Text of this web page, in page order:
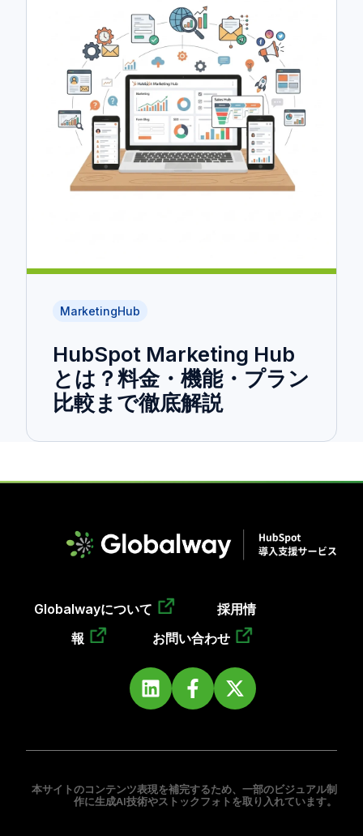
MarketingHub
HubSpot Marketing Hub
とは？料金・機能・プラン
比較まで徹底解説
Globalwayについて
採用情
報
お問い合わせ
本サイトのコンテンツ表現を補完するため、一部のビジュアル制
作に生成AI技術やストックフォトを取り入れています。